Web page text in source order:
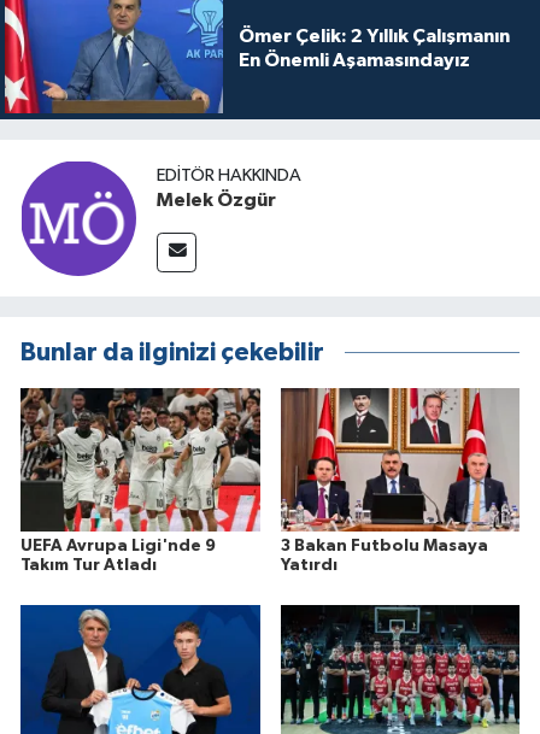
Ömer Çelik: 2 Yıllık Çalışmanın
En Önemli Aşamasındayız
EDITÖR HAKKINDA
Melek Özgür
Bunlar da ilginizi çekebilir
UEFA Avrupa Ligi'nde 9
Takım Tur Atladı
3 Bakan Futbolu Masaya
Yatırdı